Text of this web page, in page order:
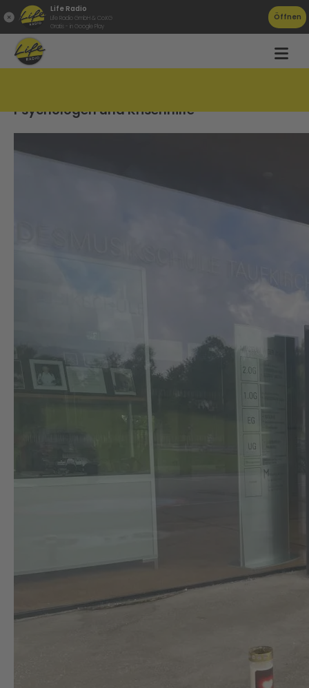
Life Radio
Life Radio GmbH & Co.KG
Gratis - in Google Play
Öffnen
Psychologen und Krisenhilfe